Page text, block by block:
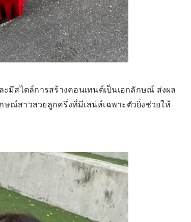
มีสไตล์การสร้างคอนเทนต์เป็นเอกลักษณ์ ส่งผล
ณ์สาวสวยลูกครึ่งที่มีเสน่ห์เฉพาะตัวยิ่งช่วยให้